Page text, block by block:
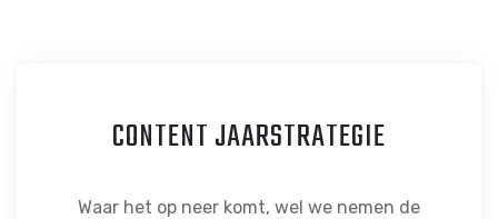
CONTENT JAARSTRATEGIE
Waar het op neer komt, wel we nemen de